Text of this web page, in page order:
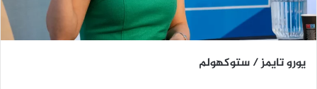
يورو تايمز / ستوكهولم